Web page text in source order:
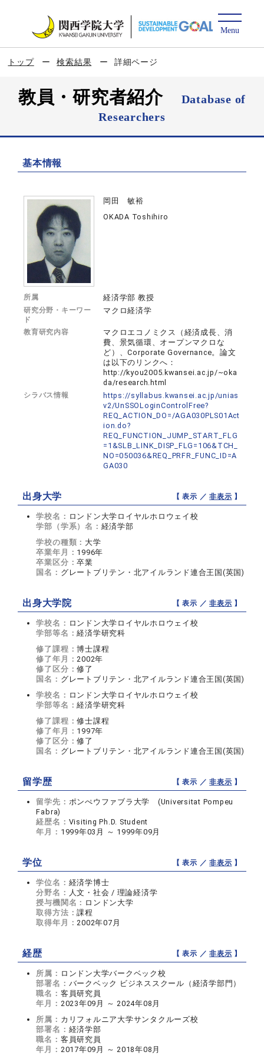
トップ 検索結果 詳細ページ
教員・研究者紹介
Database of
Researchers
基本情報
岡田 敏裕
OKADA Toshihiro
所属 経済学部 教授
研究分野・キーワー
ド
マクロ経済学
教育研究内容
マクロエコノミクス（経済成長、消
費、景気循環、オープンマクロな
ど）、Corporate Governance。論文
は以下のリンクへ：
http://kyou2005.kwansei.ac.jp/~oka
da/research.html
シラバス情報
https://syllabus.kwansei.ac.jp/unias
v2/UnSSOLoginControlFree?
REQ_ACTION_DO=/AGA030PLS01Act
ion.do?
REQ_FUNCTION_JUMP_START_FLG
=1&SLB_LINK_DISP_FLG=106&TCH_
NO=050036&REQ_PRFR_FUNC_ID=A
GA030
出身大学 【 表示 ／非表示 】
学校名： ロンドン大学ロイヤルホロウェイ校
学部（学系）名： 経済学部
学校の種類： 大学
卒業年月： 1996年
卒業区分：卒業
国名： グレートブリテン・北アイルランド連合王国(英国)
出身大学院 【 表示 ／非表示 】
学校名： ロンドン大学ロイヤルホロウェイ校
学部等名：経済学研究科
修了課程：博士課程
修了年月：2002年
修了区分：修了
国名： グレートブリテン・北アイルランド連合王国(英国)
学校名： ロンドン大学ロイヤルホロウェイ校
学部等名：経済学研究科
修了課程：修士課程
修了年月： 1997年
修了区分：修了
国名： グレートブリテン・北アイルランド連合王国(英国)
留学歴 【 表示 ／非表示 】
留学先： ポンぺウファブラ大学 (Universitat Pompeu
Fabra)
経歴名： Visiting Ph.D. Student
年月： 1999年03月 ～ 1999年09月
学位 【 表示 ／非表示 】
学位名： 経済学博士
分野名： 人文・社会 / 理論経済学
授与機関名： ロンドン大学
取得方法：課程
取得年月：2002年07月
経歴 【 表示 ／非表示 】
所属： ロンドン大学バークベック校
部署名： バークベック ビジネススクール（経済学部門）
職名： 客員研究員
年月： 2023年09月 ～ 2024年08月
所属： カリフォルニア大学サンタクルーズ校
部署名： 経済学部
職名： 客員研究員
年月： 2017年09月 ～ 2018年08月